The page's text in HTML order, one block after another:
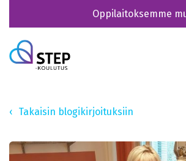
Oppilaitoksemme
Takaisin blogikirjoituksiin